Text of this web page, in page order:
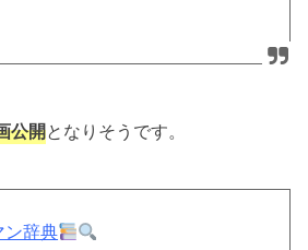
公開となりそうです。
ン辞典